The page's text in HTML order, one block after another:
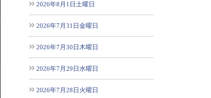
2026年8月1日土曜日
2026年7月31日金曜日
2026年7月30日木曜日
2026年7月29日水曜日
2026年7月28日火曜日